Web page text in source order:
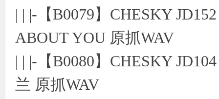
| | |-【B0079】CHESKY
ABOUT YOU 原抓WAV
| | |-【B0080】CHESKY
兰 原抓WAV